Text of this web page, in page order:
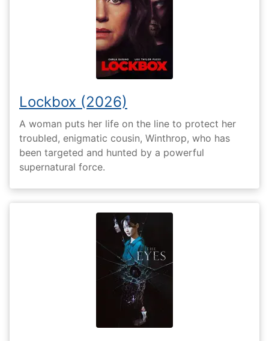
Lockbox (2026)
A woman puts her life on the line to protect her
troubled, enigmatic cousin, Winthrop, who has
been targeted and hunted by a powerful
supernatural force.